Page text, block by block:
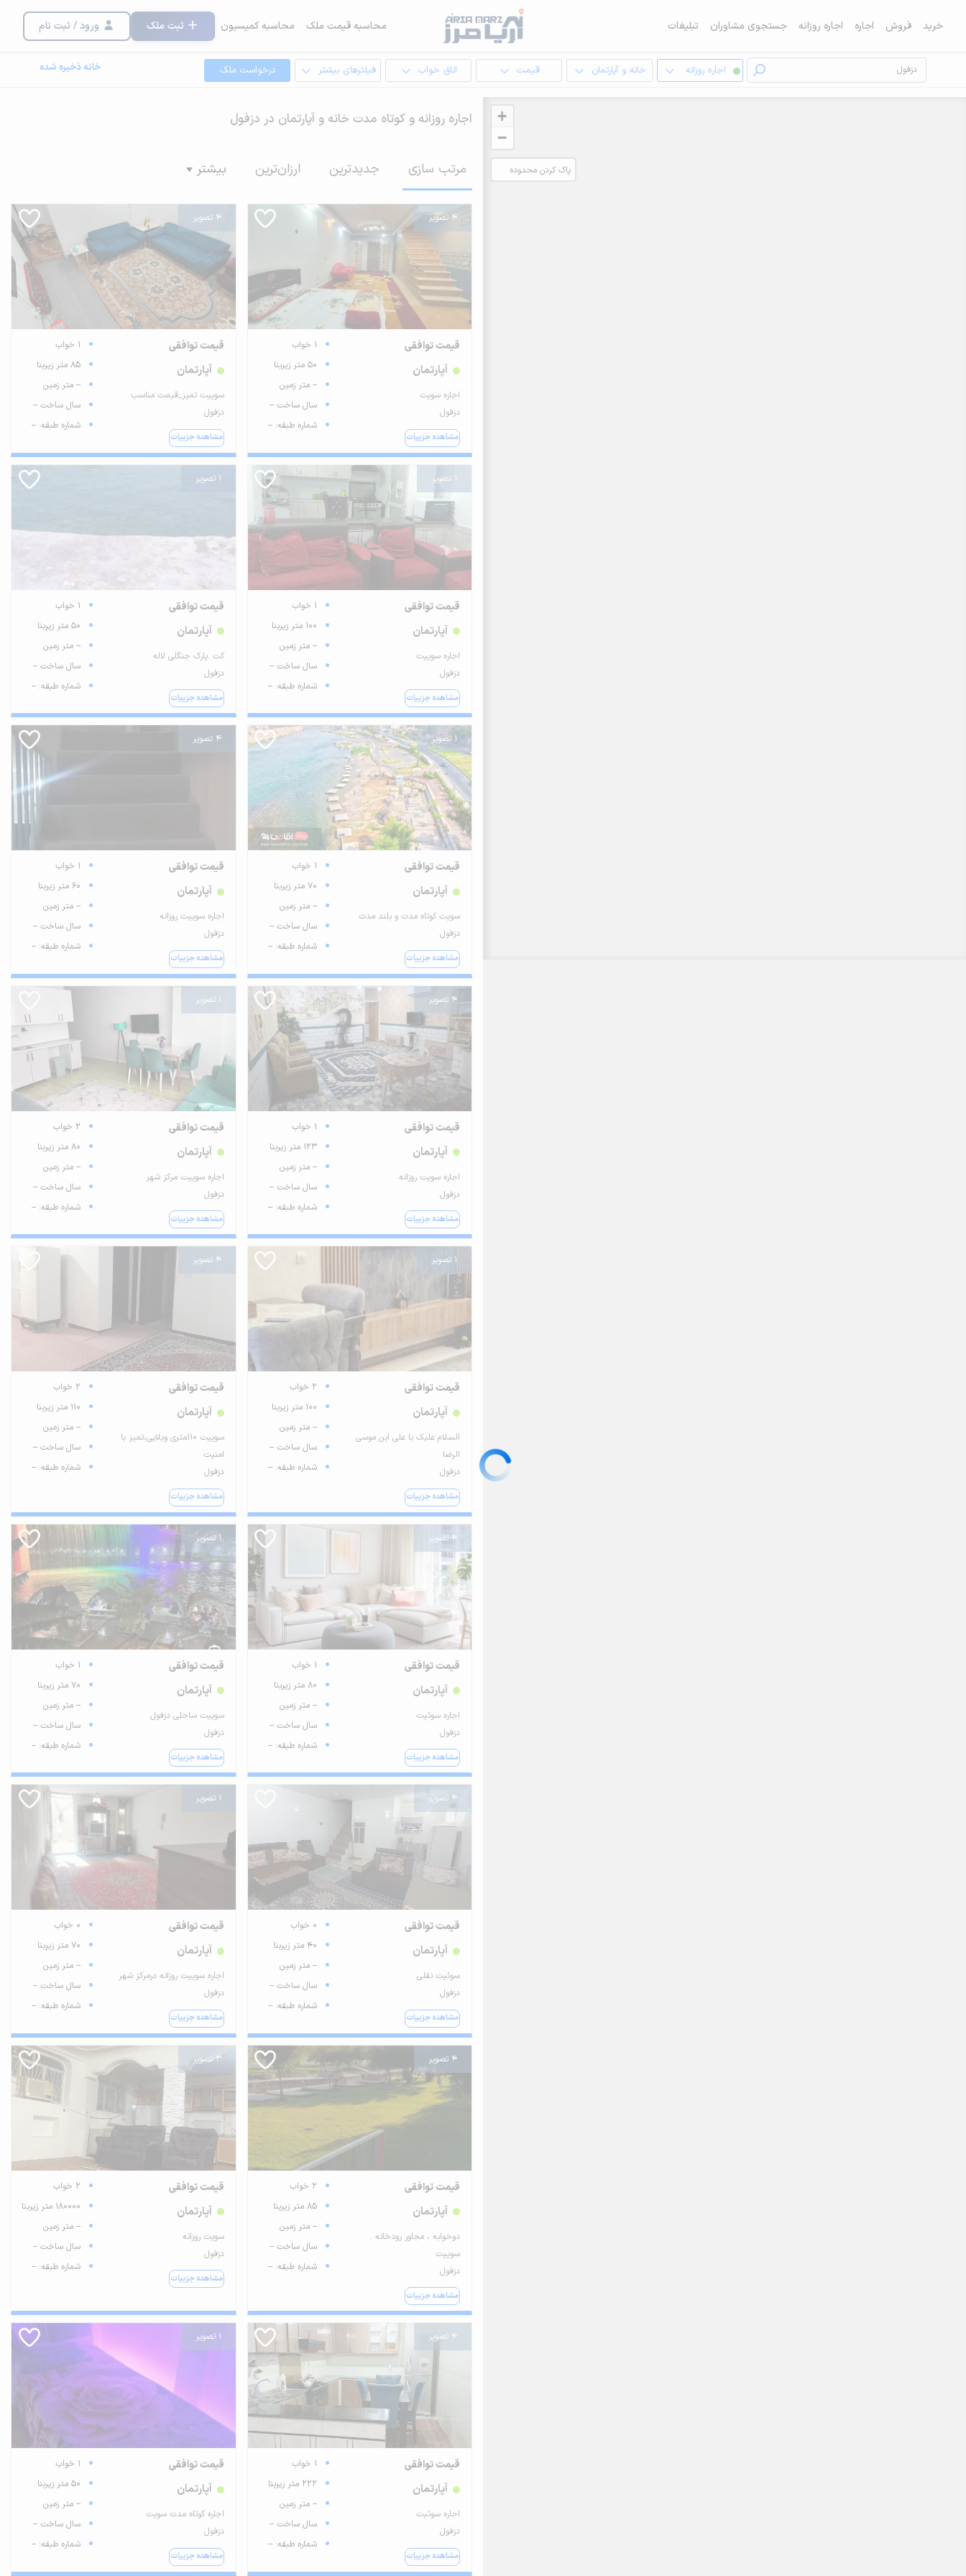
خرید فروش اجاره اجاره روزانه جستجوی مشاوران تبلیغات محاسبه قیمت ملک محاسبه کمیسیون ثبت ملک ورود / ثبت نام
اجاره روزانه خانه و آپارتمان قیمت اتاق خواب فیلترهای بیشتر درخواست ملک خانه ذخیره شده
+
−
پاک کردن محدوده
اجاره روزانه و کوتاه مدت خانه و آپارتمان در دزفول
مرتب سازی جدیدترین ارزان‌ترین بیشتر
4 تصویر
قیمت توافقی
آپارتمان
اجاره سویت
دزفول
مشاهده جزییات
1 خواب
50 متر زیربنا
-- متر زمین
سال ساخت --
شماره طبقه: --
4 تصویر
قیمت توافقی
آپارتمان
سوییت تمیز_قیمت مناسب
دزفول
مشاهده جزییات
1 خواب
85 متر زیربنا
-- متر زمین
سال ساخت --
شماره طبقه: --
1 تصویر
قیمت توافقی
آپارتمان
اجاره سوییت
دزفول
مشاهده جزییات
1 خواب
100 متر زیربنا
-- متر زمین
سال ساخت --
شماره طبقه: --
1 تصویر
قیمت توافقی
آپارتمان
کت .پارک جنگلی لاله .
دزفول
مشاهده جزییات
1 خواب
50 متر زیربنا
-- متر زمین
سال ساخت --
شماره طبقه: --
1 تصویر
قیمت توافقی
آپارتمان
سویت کوتاه مدت و بلند مدت
دزفول
مشاهده جزییات
1 خواب
70 متر زیربنا
-- متر زمین
سال ساخت --
شماره طبقه: --
4 تصویر
قیمت توافقی
آپارتمان
اجاره سوییت روزانه
دزفول
مشاهده جزییات
1 خواب
60 متر زیربنا
-- متر زمین
سال ساخت --
شماره طبقه: --
4 تصویر
قیمت توافقی
آپارتمان
اجاره سویت روزانه
دزفول
مشاهده جزییات
1 خواب
123 متر زیربنا
-- متر زمین
سال ساخت --
شماره طبقه: --
1 تصویر
قیمت توافقی
آپارتمان
اجاره سوییت مرکز شهر
دزفول
مشاهده جزییات
2 خواب
80 متر زیربنا
-- متر زمین
سال ساخت --
شماره طبقه: --
1 تصویر
قیمت توافقی
آپارتمان
السلام علیک با علی ابن موسی
الرضا
دزفول
مشاهده جزییات
2 خواب
100 متر زیربنا
-- متر زمین
سال ساخت --
شماره طبقه: --
4 تصویر
قیمت توافقی
آپارتمان
سوییت ۱۱۰متری ویلایی،تمیز با
امنیت
دزفول
مشاهده جزییات
2 خواب
110 متر زیربنا
-- متر زمین
سال ساخت --
شماره طبقه: --
4 تصویر
قیمت توافقی
آپارتمان
اجاره سوئیت
دزفول
مشاهده جزییات
1 خواب
80 متر زیربنا
-- متر زمین
سال ساخت --
شماره طبقه: --
1 تصویر
قیمت توافقی
آپارتمان
سوییت ساحلی دزفول
دزفول
مشاهده جزییات
1 خواب
70 متر زیربنا
-- متر زمین
سال ساخت --
شماره طبقه: --
4 تصویر
قیمت توافقی
آپارتمان
سوئیت نقلی
دزفول
مشاهده جزییات
0 خواب
40 متر زیربنا
-- متر زمین
سال ساخت --
شماره طبقه: --
1 تصویر
قیمت توافقی
آپارتمان
اجاره سوییت روزانه درمرکز شهر
دزفول
مشاهده جزییات
0 خواب
70 متر زیربنا
-- متر زمین
سال ساخت --
شماره طبقه: --
4 تصویر
قیمت توافقی
آپارتمان
دوخوابه ، مجاور رودخانه .
سوییت
دزفول
مشاهده جزییات
2 خواب
85 متر زیربنا
-- متر زمین
سال ساخت --
شماره طبقه: --
3 تصویر
قیمت توافقی
آپارتمان
سویت روزانه
دزفول
مشاهده جزییات
2 خواب
180000 متر زیربنا
-- متر زمین
سال ساخت --
شماره طبقه: --
4 تصویر
قیمت توافقی
آپارتمان
اجاره سوئیت
دزفول
مشاهده جزییات
1 خواب
222 متر زیربنا
-- متر زمین
سال ساخت --
شماره طبقه: --
1 تصویر
قیمت توافقی
آپارتمان
اجاره کوتاه مدت سویت
دزفول
مشاهده جزییات
1 خواب
50 متر زیربنا
-- متر زمین
سال ساخت --
شماره طبقه: --